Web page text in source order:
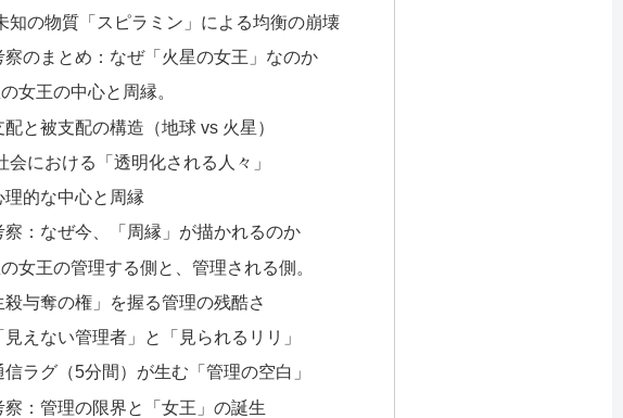
知の物質「スピラミン」による均衡の崩壊
察のまとめ：なぜ「火星の女王」なのか
女王の中心と周縁。
配と被支配の構造（地球 vs 火星）
会における「透明化される人々」
理的な中心と周縁
察：なぜ今、「周縁」が描かれるのか
女王の管理する側と、管理される側。
殺与奪の権」を握る管理の残酷さ
見えない管理者」と「見られるリリ」
信ラグ（5分間）が生む「管理の空白」
察：管理の限界と「女王」の誕生